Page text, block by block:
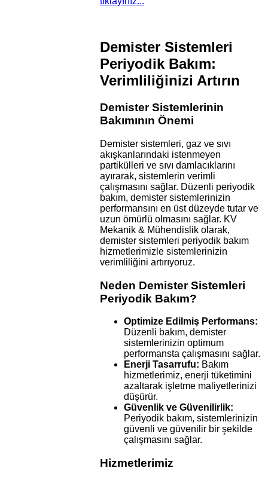
Demister Sistemleri
Periyodik Bakım:
Verimliliğinizi Artırın
Demister Sistemlerinin
Bakımının Önemi
Demister sistemleri, gaz ve sıvı
akışkanlarındaki istenmeyen
partikülleri ve sıvı damlacıklarını
ayırarak, sistemlerin verimli
çalışmasını sağlar. Düzenli periyodik
bakım, demister sistemlerinizin
performansını en üst düzeyde tutar ve
uzun ömürlü olmasını sağlar. KV
Mekanik & Mühendislik olarak,
demister sistemleri periyodik bakım
hizmetlerimizle sistemlerinizin
verimliliğini artırıyoruz.
Neden Demister Sistemleri
Periyodik Bakım?
Optimize Edilmiş Performans:
Düzenli bakım, demister
sistemlerinizin optimum
performansta çalışmasını sağlar.
Enerji Tasarrufu: Bakım
hizmetlerimiz, enerji tüketimini
azaltarak işletme maliyetlerinizi
düşürür.
Güvenlik ve Güvenilirlik:
Periyodik bakım, sistemlerinizin
güvenli ve güvenilir bir şekilde
çalışmasını sağlar.
Hizmetlerimiz